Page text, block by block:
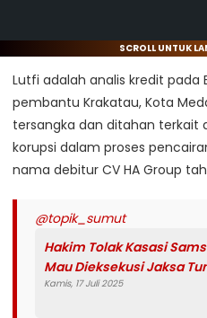
SCROLL UNTUK
Lutfi adalah analis kredit pada
pembantu Krakatau, Kota
tersangka dan ditahan terkait
korupsi dalam proses
nama debitur CV HA Group
@topik_sumut
Hakim Tolak Kasasi
Mau Dieksekusi Jaksa
Putusan
Kamis, 17 Juli 2025